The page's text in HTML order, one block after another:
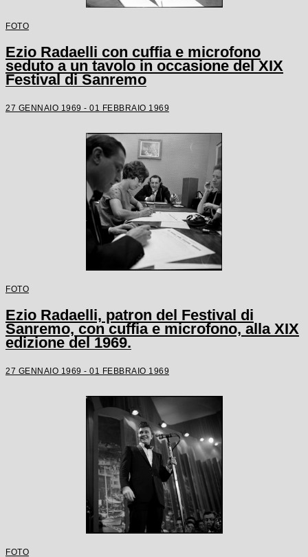
FOTO
Ezio Radaelli con cuffia e microfono
seduto a un tavolo in occasione del XIX
Festival di Sanremo
27 GENNAIO 1969 - 01 FEBBRAIO 1969
FOTO
Ezio Radaelli, patron del Festival di
Sanremo, con cuffia e microfono, alla XIX
edizione del 1969.
27 GENNAIO 1969 - 01 FEBBRAIO 1969
FOTO